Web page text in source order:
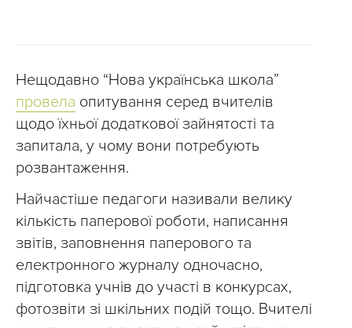
Нещодавно “Нова українська школа”
провела опитування серед вчителів
щодо їхньої додаткової зайнятості та
запитала, у чому вони потребують
розвантаження.
Найчастіше педагоги називали велику
кількість паперової роботи, написання
звітів, заповнення паперового та
електронного журналу одночасно,
підготовка учнів до участі в конкурсах,
фотозвіти зі шкільних подій тощо. Вчителі